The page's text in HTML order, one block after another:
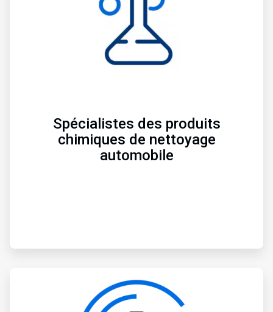
Spécialistes des produits
chimiques de nettoyage
automobile
3
de